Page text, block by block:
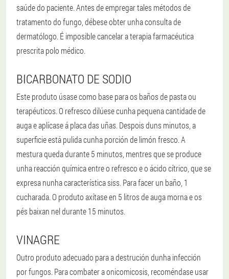
saúde do paciente. Antes de empregar tales métodos de
tratamento do fungo, débese obter unha consulta de
dermatólogo. É imposible cancelar a terapia farmacéutica
prescrita polo médico.
BICARBONATO DE SODIO
Este produto úsase como base para os baños de pasta ou
terapéuticos. O refresco dilúese cunha pequena cantidade de
auga e aplícase á placa das uñas. Despois duns minutos, a
superficie está pulida cunha porción de limón fresco. A
mestura queda durante 5 minutos, mentres que se produce
unha reacción química entre o refresco e o ácido cítrico, que se
expresa nunha característica siss. Para facer un baño, 1
cucharada. O produto axítase en 5 litros de auga morna e os
pés baixan nel durante 15 minutos.
VINAGRE
Outro produto adecuado para a destrución dunha infección
por fungos. Para combater a onicomicosis, recoméndase usar